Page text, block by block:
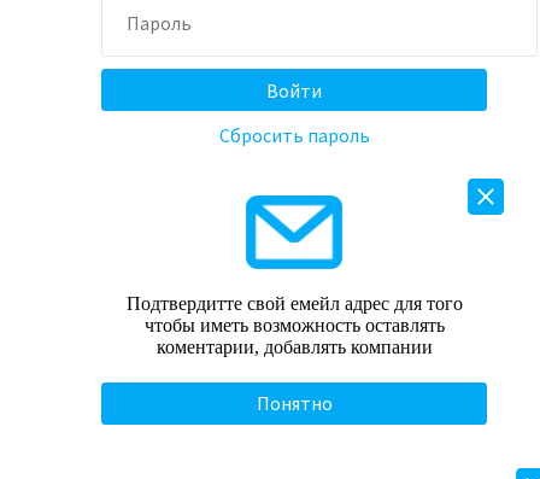
Сбросить пароль
Подтвердитте свой емейл адрес для того
чтобы иметь возможность оставлять
коментарии, добавлять компании